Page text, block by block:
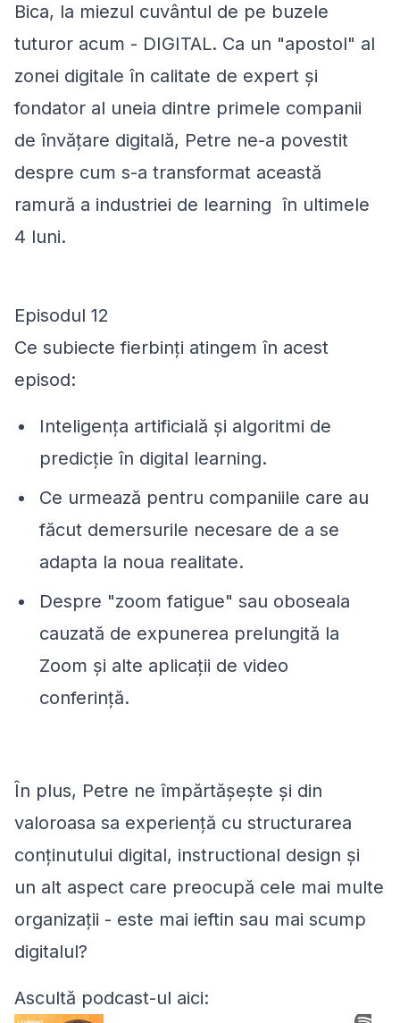
Bica, la miezul cuvântul de pe buzele
tuturor acum - DIGITAL. Ca un "apostol" al
zonei digitale în calitate de expert și
fondator al uneia dintre primele companii
de învățare digitală, Petre ne-a povestit
despre cum s-a transformat această
ramură a industriei de learning în ultimele
4 luni.
Episodul 12
Ce subiecte fierbinți atingem în acest
episod:
Inteligența artificială și algoritmi de
predicție în digital learning.
Ce urmează pentru companiile care au
făcut demersurile necesare de a se
adapta la noua realitate.
Despre "zoom fatigue" sau oboseala
cauzată de expunerea prelungită la
Zoom și alte aplicații de video
conferință.
În plus, Petre ne împărtășește și din
valoroasa sa experiență cu structurarea
conținutului digital, instructional design și
un alt aspect care preocupă cele mai multe
organizații - este mai ieftin sau mai scump
digitalul?
Ascultă podcast-ul aici: